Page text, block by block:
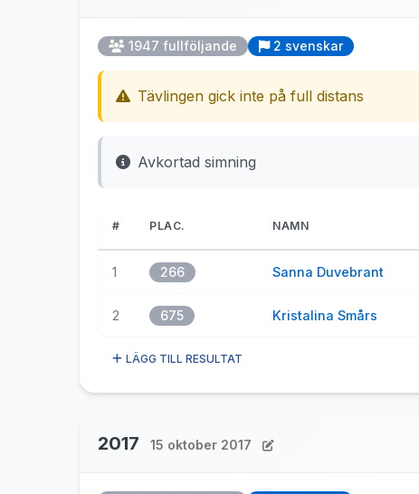
1947 fullföljande 2 svenskar
Tävlingen gick inte på full distans
Avkortad simning
# PLAC. NAMN
1 266 Sanna Duvebrant
2 675 Kristalina Smårs
LÄGG TILL RESULTAT
2017 15 oktober 2017